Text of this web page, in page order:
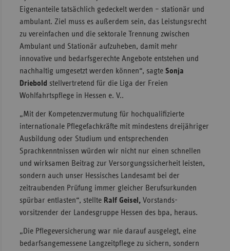
Eigenanteile tatsächlich gedeckelt werden – stationär und
ambulant. Ziel muss es außerdem sein, das Leistungsrecht
zu vereinfachen und die sektorale Trennung zwischen
Ambulant und Stationär aufzuheben, damit mehr
innovative und bedarfsgerechte Angebote entstehen und
nachhaltig umgesetzt werden können“, sagte Sonja
Driebold stellvertretend für die Liga der Freien
Wohlfahrtspflege in Hessen e. V..
„Mit der Kompetenzvermutung für hochqualifizierte
internationale Pflegefachkräfte mit mindestens dreijähriger
Ausbildung oder Studium und entsprechenden
Sprachkenntnissen würden wir nicht nur einen schnellen
und wirksamen Beitrag zur Versorgungssicherheit leisten,
sondern auch unser Hessisches Landesamt bei der
zeitraubenden Prüfung immer gleicher Berufsurkunden
spürbar entlasten“, stellte Ralf Geisel, Vorstands­
vorsitzender der Landesgruppe Hessen des bpa, heraus.
„Die Pflegeversicherung war nie darauf ausgelegt, eine
bedarfsangemessene Langzeitpflege zu sichern, sondern